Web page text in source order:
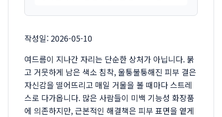
작성일: 2026-05-10
여드름이 지나간 자리는 단순한 상처가 아닙니다. 붉
고 거뭇하게 남은 색소 침착, 울퉁불퉁해진 피부 결은
자신감을 떨어뜨리고 매일 거울을 볼 때마다 스트레
스로 다가옵니다. 많은 사람들이 미백 기능성 화장품
에 의존하지만, 근본적인 해결책은 피부 표면을 옅게